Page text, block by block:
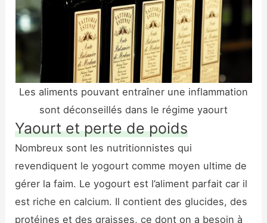
Les aliments pouvant entraîner une inflammation
sont déconseillés dans le régime yaourt
Yaourt et perte de poids
Nombreux sont les nutritionnistes qui
revendiquent le yogourt comme moyen ultime de
gérer la faim. Le yogourt est l’aliment parfait car il
est riche en calcium. Il contient des glucides, des
protéines et des graisses, ce dont on a besoin à